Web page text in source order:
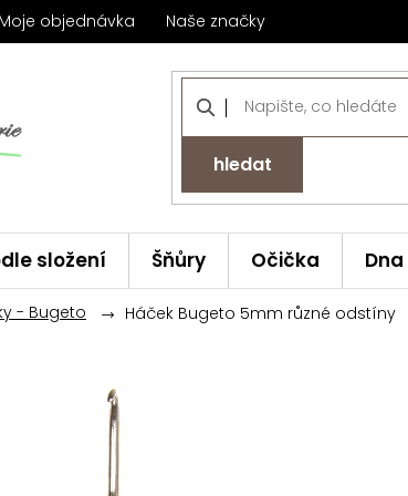
Moje objednávka Naše značky
hledat
složení Šňůry Očička
Značky
- Bugeto Háček Bugeto 5mm různé odstíny